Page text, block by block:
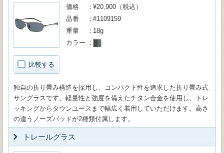
比較する
価格
¥20,900（税込）
品番
#1109159
重量
18g
カラー
独自の折り畳み構造を採用し、コンパクト性を追求した折り畳み式
サングラスです。軽量性と強度を備えたチタン合金を使用し、トレ
ッキングからタウンユースまで幅広く着用していただけます。高さ
の違うノーズパッドが2種類付属します。
トレールグラス